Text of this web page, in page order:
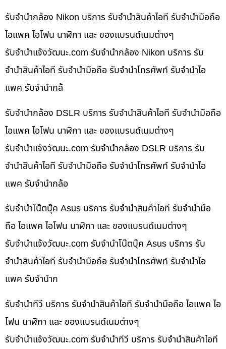
รับจำนำกล้อง Nikon บริการ รับจำนำสินค้าไอที รับจำนำมือถือ
ไอแพค ไอโฟน นาฬิกา และ ของแบรนด์เนมต่างๆ
รับจํานําแจ้งวัฒนะ.com รับจำนำกล้อง Nikon บริการ รับ
จำนำสินค้าไอที รับจำนำมือถือ รับจำนำโทรศัพท์ รับจำนำไอ
แพค รับจำนำกล้
รับจำนำกล้อง DSLR บริการ รับจำนำสินค้าไอที รับจำนำมือถือ
ไอแพค ไอโฟน นาฬิกา และ ของแบรนด์เนมต่างๆ
รับจํานําแจ้งวัฒนะ.com รับจำนำกล้อง DSLR บริการ รับ
จำนำสินค้าไอที รับจำนำมือถือ รับจำนำโทรศัพท์ รับจำนำไอ
แพค รับจำนำกล้อ
รับจำนำโน๊ตบุ๊ค Asus บริการ รับจำนำสินค้าไอที รับจำนำมือ
ถือ ไอแพค ไอโฟน นาฬิกา และ ของแบรนด์เนมต่างๆ
รับจํานําแจ้งวัฒนะ.com รับจำนำโน๊ตบุ๊ค Asus บริการ รับ
จำนำสินค้าไอที รับจำนำมือถือ รับจำนำโทรศัพท์ รับจำนำไอ
แพค รับจำนำก
รับจำนำทีวี บริการ รับจำนำสินค้าไอที รับจำนำมือถือ ไอแพค ไอ
โฟน นาฬิกา และ ของแบรนด์เนมต่างๆ
รับจํานําแจ้งวัฒนะ.com รับจำนำทีวี บริการ รับจำนำสินค้าไอที